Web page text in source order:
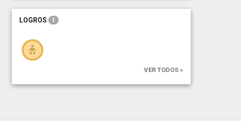
LOGROS 1
VER TODOS »